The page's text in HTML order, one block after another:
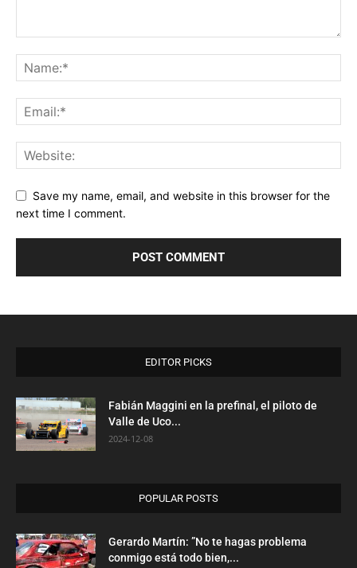
Save my name, email, and website in this browser for the
next time I comment.
EDITOR PICKS
Fabián Maggini en la prefinal, el piloto de
Valle de Uco...
2024-12-08
POPULAR POSTS
Gerardo Martín: ”No te hagas problema
conmigo está todo bien,...